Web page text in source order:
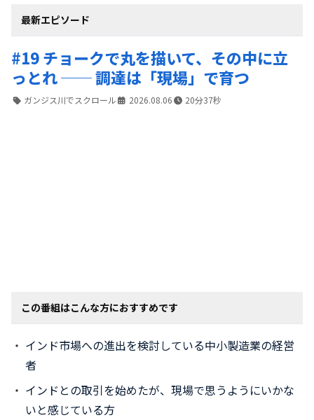
最新エピソード
#19 チョークで丸を描いて、その中に立
っとれ ── 調達は「現場」で育つ
ガンジス川でスクロール 2026.08.06 20分37秒
この番組はこんな方におすすめです
インド市場への進出を検討している中小製造業の経営
者
インドとの取引を始めたが、現場で思うようにいかな
いと感じている方